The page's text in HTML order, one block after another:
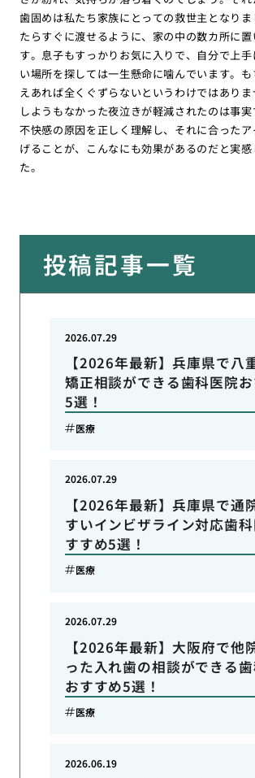
歯固めは私たち家族にとっての救世主となり
たらすぐに渡せるように、家の中の数カ所に
す。息子もすっかりお気に入りで、自分で上
い場所を探しては一生懸命に噛んでいます。
えあれば全くぐずらないというわけではあり
しようもなかった夜泣きが軽減されたのは事
不快感の原因を正しく理解し、それに合った
げることが、こんなにも効果があるのだと実
た。
投稿記事一覧
【2026年最新】兵庫県で八
矯正相談ができる歯科医院
5選！
2026.07.29
医療
【2026年最新】兵庫県で通
すいインビザライン対応歯
すすめ5選！
2026.07.29
医療
【2026年最新】大阪府で他
った入れ歯の相談ができる
おすすめ5選！
2026.07.29
医療
2026.06.19